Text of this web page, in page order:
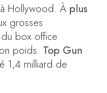
Hollywood. À plus
grosses
box office
poids. Top Gun
1,4 milliard de